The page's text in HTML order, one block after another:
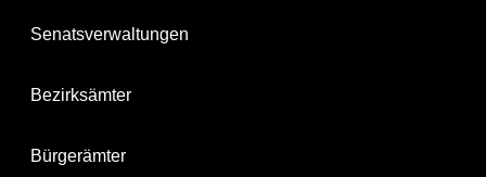
Senatsverwaltungen
Bezirksämter
Bürgerämter